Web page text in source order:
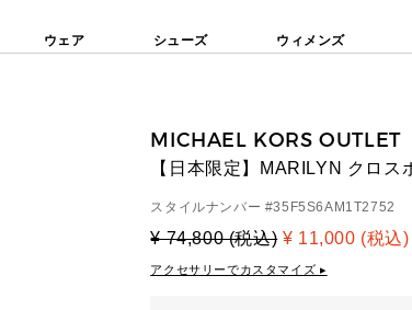
ウェア シューズ ウィメンズ
MICHAEL KORS OUTLET
【日本限定】MARILYN クロス
スタイルナンバー #35F5S6AM1T2752
¥ 74,800 (税込) ¥ 11,000 (税込)
アクセサリーでカスタマイズ ▸